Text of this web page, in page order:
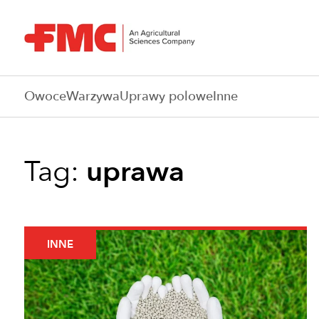
OwoceWarzywaUprawy poloweInne
Tag: uprawa
INNE